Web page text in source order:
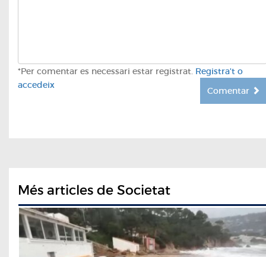
*Per comentar es necessari estar registrat. Registra't o
accedeix
Comentar
Més articles de Societat